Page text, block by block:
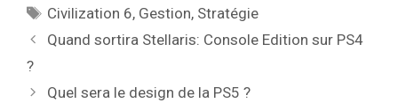
Étiquettes
Civilization 6, Gestion, Stratégie
Quand sortira Stellaris: Console Edition sur PS4
?
Quel sera le design de la PS5 ?